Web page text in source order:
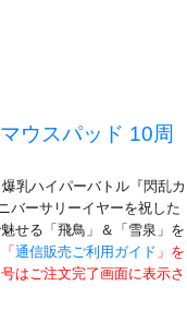
ウスパッド 10周
乳ハイパーバトル『閃乱カ
バーサリーイヤーを祝した
せる「飛鳥」＆「雪泉」を
通信販売ご利用ガイド 」を
はご注文完了画面に表示さ